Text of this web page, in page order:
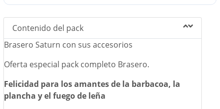
El Brasero Simogas también se puede utilizar en exteriores como
fuente de calor, creando un ambiente "alrededor del fuego",
acogedor y decorativo.
Contenido del pack
Brasero Saturn con sus accesorios
Oferta especial pack completo Brasero.
Felicidad para los amantes de la barbacoa, la
plancha y el fuego de leña